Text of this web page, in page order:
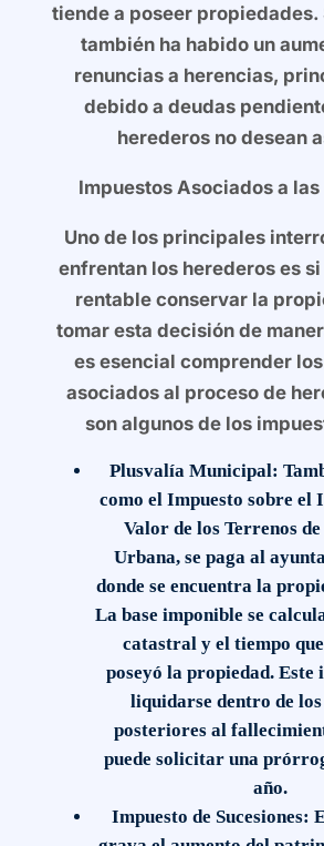
tiende a poseer propiedades.
también ha habido un
renuncias a herencias,
debido a deudas
herederos no desean
Impuestos Asociados a
Uno de los principales
enfrentan los herederos es
rentable conservar la
tomar esta decisión de
es esencial comprender
asociados al proceso de
son algunos de los
Plusvalía Municipal:
como el Impuesto sobre el
Valor de los Terrenos
Urbana, se paga al
donde se encuentra la
La base imponible se
catastral y el tiempo
poseyó la propiedad. Este
liquidarse dentro de los
posteriores al
puede solicitar una
año.
Impuesto de Sucesiones: